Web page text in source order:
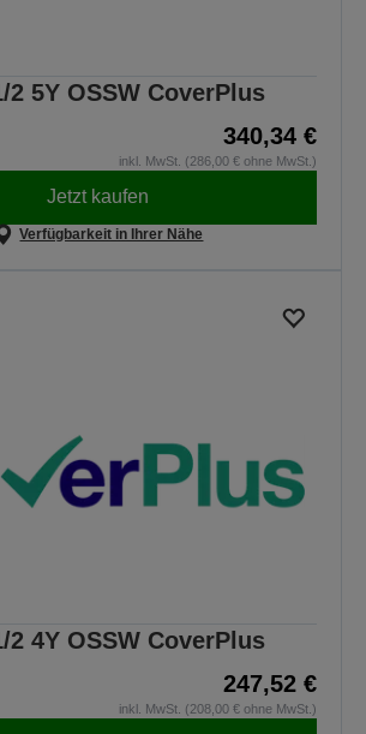
2 5Y OSSW CoverPlus
340,34 €
inkl. MwSt. (286,00 € ohne MwSt.)
Jetzt kaufen
Verfügbarkeit in Ihrer Nähe
2 4Y OSSW CoverPlus
247,52 €
inkl. MwSt. (208,00 € ohne MwSt.)